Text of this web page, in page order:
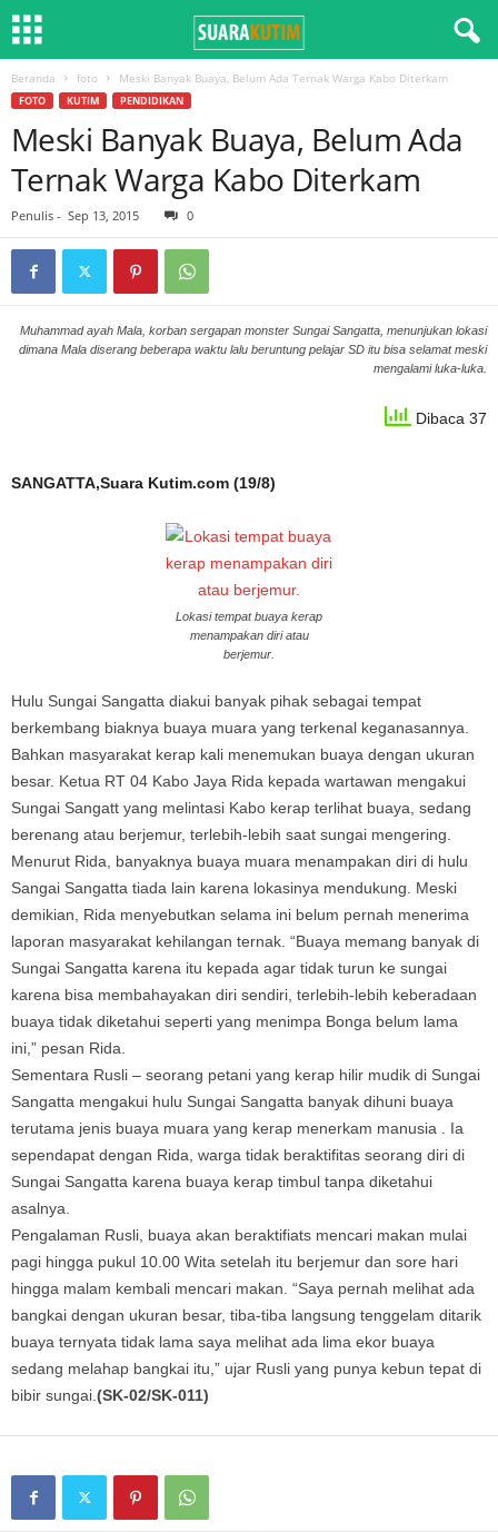
Beranda foto Meski Banyak Buaya, Belum Ada Ternak Warga Kabo Diterkam
FOTO KUTIM PENDIDIKAN
Meski Banyak Buaya, Belum Ada
Ternak Warga Kabo Diterkam
Penulis - Sep 13, 2015 0
Muhammad ayah Mala, korban sergapan monster Sungai Sangatta, menunjukan lokasi
dimana Mala diserang beberapa waktu lalu beruntung pelajar SD itu bisa selamat meski
mengalami luka-luka.
Dibaca 37
SANGATTA,Suara Kutim.com (19/8)
Lokasi tempat buaya kerap
menampakan diri atau
berjemur.
Hulu Sungai Sangatta diakui banyak pihak sebagai tempat
berkembang biaknya buaya muara yang terkenal keganasannya.
Bahkan masyarakat kerap kali menemukan buaya dengan ukuran
besar. Ketua RT 04 Kabo Jaya Rida kepada wartawan mengakui
Sungai Sangatt yang melintasi Kabo kerap terlihat buaya, sedang
berenang atau berjemur, terlebih-lebih saat sungai mengering.
Menurut Rida, banyaknya buaya muara menampakan diri di hulu
Sangai Sangatta tiada lain karena lokasinya mendukung. Meski
demikian, Rida menyebutkan selama ini belum pernah menerima
laporan masyarakat kehilangan ternak. “Buaya memang banyak di
Sungai Sangatta karena itu kepada agar tidak turun ke sungai
karena bisa membahayakan diri sendiri, terlebih-lebih keberadaan
buaya tidak diketahui seperti yang menimpa Bonga belum lama
ini,” pesan Rida.
Sementara Rusli – seorang petani yang kerap hilir mudik di Sungai
Sangatta mengakui hulu Sungai Sangatta banyak dihuni buaya
terutama jenis buaya muara yang kerap menerkam manusia . Ia
sependapat dengan Rida, warga tidak beraktifitas seorang diri di
Sungai Sangatta karena buaya kerap timbul tanpa diketahui
asalnya.
Pengalaman Rusli, buaya akan beraktifiats mencari makan mulai
pagi hingga pukul 10.00 Wita setelah itu berjemur dan sore hari
hingga malam kembali mencari makan. “Saya pernah melihat ada
bangkai dengan ukuran besar, tiba-tiba langsung tenggelam ditarik
buaya ternyata tidak lama saya melihat ada lima ekor buaya
sedang melahap bangkai itu,” ujar Rusli yang punya kebun tepat di
bibir sungai. (SK-02/SK-011)